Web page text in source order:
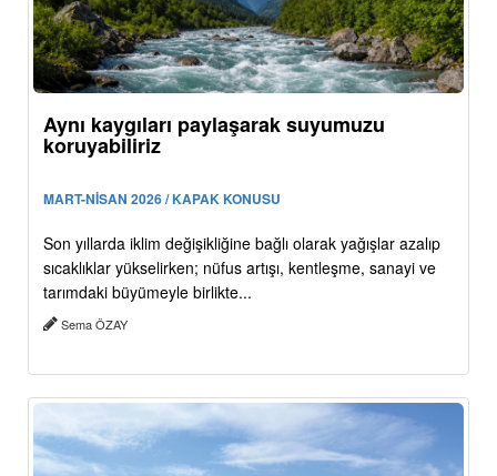
Aynı kaygıları paylaşarak suyumuzu
koruyabiliriz
MART-NİSAN 2026 / KAPAK KONUSU
Son yıllarda iklim değişikliğine bağlı olarak yağışlar azalıp
sıcaklıklar yükselirken; nüfus artışı, kentleşme, sanayi ve
tarımdaki büyümeyle birlikte...
Sema ÖZAY